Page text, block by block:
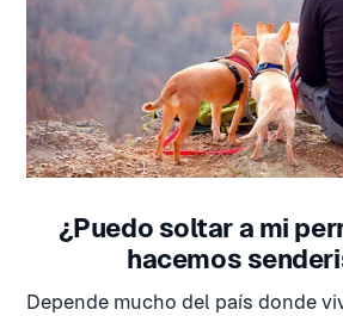
¿Puedo soltar a mi
hacemos
Depende mucho del país donde